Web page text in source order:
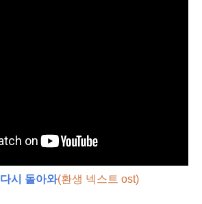
다시 돌아와(환생 넥스트 ost)